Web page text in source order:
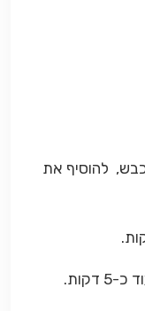
להוסיף את